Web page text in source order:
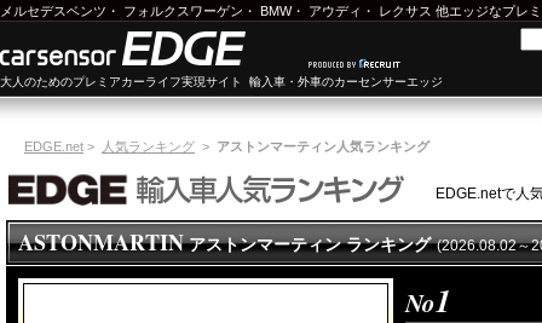
メルセデスベンツ ・ フォルクスワーゲン ・ BMW・ アウディ ・ レクサス 他エッジなプレ
大人のためのプレミアカーライフ実現サイト 輸入車・外車のカーセンサーエッジ
EDGE.net > 人気ランキング > アストンマーティン人気ランキング
EDGE.netで人
ASTONMARTINアストンマーティン ランキング (2026.08.02～
No1